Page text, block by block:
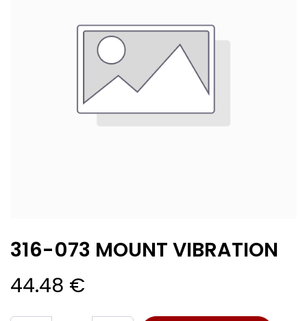
316-073 MOUNT VIBRATION
44.48 €